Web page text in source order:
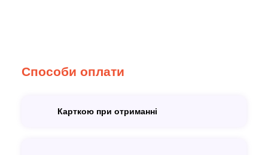
Способи оплати
Карткою при отриманні